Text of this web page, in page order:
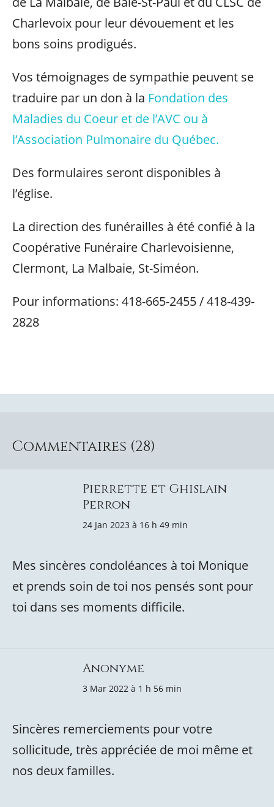
Charlevoix pour leur dévouement et les
bons soins prodigués.
Vos témoignages de sympathie peuvent se
traduire par un don à la Fondation des
Maladies du Coeur et de l’AVC ou à
l’Association Pulmonaire du Québec.
Des formulaires seront disponibles à
l’église.
La direction des funérailles à été confié à la
Coopérative Funéraire Charlevoisienne,
Clermont, La Malbaie, St-Siméon.
Pour informations: 418-665-2455 / 418-439-
2828
Commentaires (28)
Pierrette et Ghislain
Perron
24 Jan 2023 à 16 h 49 min
Mes sincères condoléances à toi Monique
et prends soin de toi nos pensés sont pour
toi dans ses moments difficile.
Anonyme
3 Mar 2022 à 1 h 56 min
Sincères remerciements pour votre
sollicitude, très appréciée de moi même et
nos deux familles.